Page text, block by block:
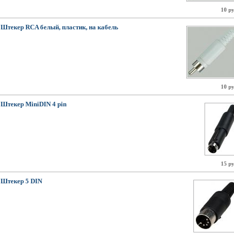
10
10
Штекер RCA белый, пластик, на кабель
15
Штекер MiniDIN 4 pin
Штекер 5 DIN